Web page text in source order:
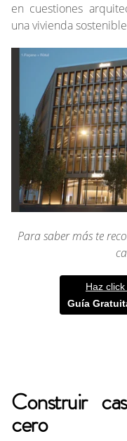
en cuestiones
una vivienda
Para saber más te
Haz
Guía
Construir
cero